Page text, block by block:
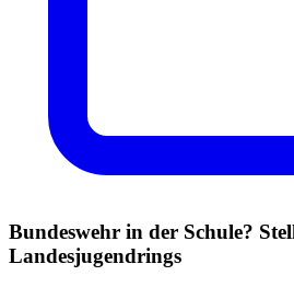
Bundeswehr in der Schule?
Landesjugendrings